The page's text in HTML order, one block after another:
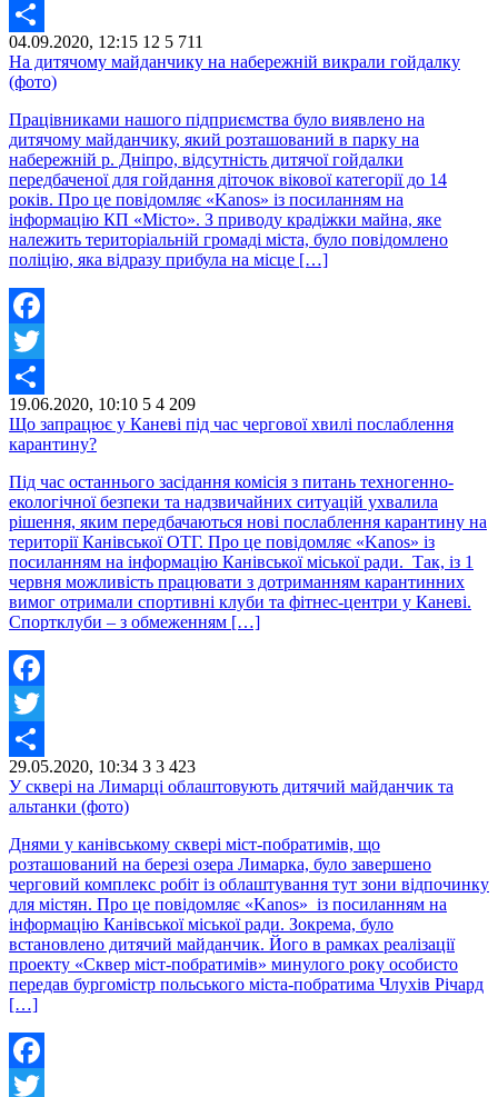
Twitter
Share
04.09.2020, 12:15 12 5 711
На дитячому майданчику на набережній викрали гойдалку
(фото)
Працівниками нашого підприємства було виявлено на
дитячому майданчику, який розташований в парку на
набережній р. Дніпро, відсутність дитячої гойдалки
передбаченої для гойдання діточок вікової категорії до 14
років. Про це повідомляє «Kanos» із посиланням на
інформацію КП «Місто». З приводу крадіжки майна, яке
належить територіальній громаді міста, було повідомлено
поліцію, яка відразу прибула на місце […]
Facebook
Twitter
Share
19.06.2020, 10:10 5 4 209
Що запрацює у Каневі під час чергової хвилі послаблення
карантину?
Під час останнього засідання комісія з питань техногенно-
екологічної безпеки та надзвичайних ситуацій ухвалила
рішення, яким передбачаються нові послаблення карантину на
території Канівської ОТГ. Про це повідомляє «Kanos» із
посиланням на інформацію Канівської міської ради. Так, із 1
червня можливість працювати з дотриманням карантинних
вимог отримали спортивні клуби та фітнес-центри у Каневі.
Спортклуби – з обмеженням […]
Facebook
Twitter
Share
29.05.2020, 10:34 3 3 423
У сквері на Лимарці облаштовують дитячий майданчик та
альтанки (фото)
Днями у канівському сквері міст-побратимів, що
розташований на березі озера Лимарка, було завершено
черговий комплекс робіт із облаштування тут зони відпочинку
для містян. Про це повідомляє «Kanos» із посиланням на
інформацію Канівської міської ради. Зокрема, було
встановлено дитячий майданчик. Його в рамках реалізації
проекту «Сквер міст-побратимів» минулого року особисто
передав бургомістр польського міста-побратима Члухів Річард
[…]
Facebook